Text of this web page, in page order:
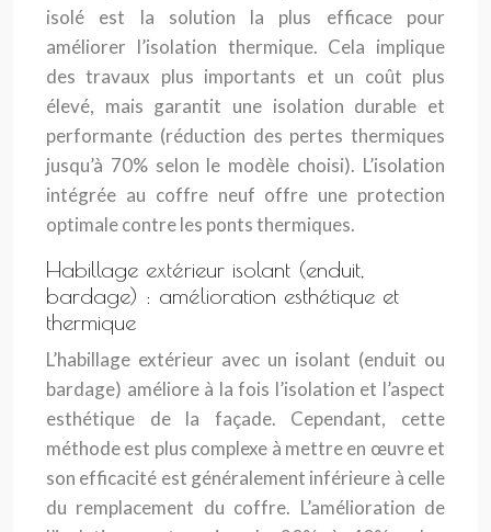
isolé est la solution la plus efficace pour
améliorer l’isolation thermique. Cela implique
des travaux plus importants et un coût plus
élevé, mais garantit une isolation durable et
performante (réduction des pertes thermiques
jusqu’à 70% selon le modèle choisi). L’isolation
intégrée au coffre neuf offre une protection
optimale contre les ponts thermiques.
Habillage extérieur isolant (enduit,
bardage) : amélioration esthétique et
thermique
L’habillage extérieur avec un isolant (enduit ou
bardage) améliore à la fois l’isolation et l’aspect
esthétique de la façade. Cependant, cette
méthode est plus complexe à mettre en œuvre et
son efficacité est généralement inférieure à celle
du remplacement du coffre. L’amélioration de